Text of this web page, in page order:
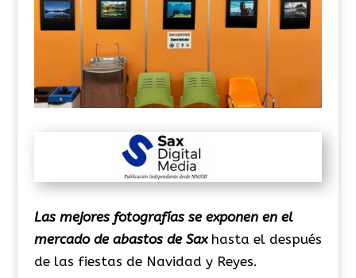
Las mejores fotografías se exponen en el
mercado de abastos de Sax hasta el después
de las fiestas de Navidad y Reyes.